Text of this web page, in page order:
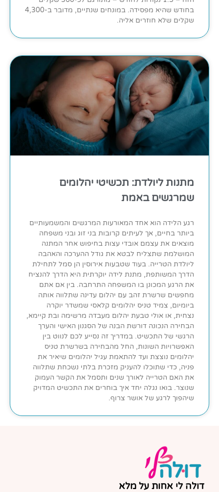
בחודש שהיא מפסידה. במונחים שנתיים, מדובר ב-4,300
שקלים שלא חוזרים אליה.
מתנות ליולדת: תכשיטי יהלומים
שמרגשים באמת
רגע הלידה הוא אחד המאורעות המרגשים והמשמעותיים
ביותר בחיים, אך לעיתים קרובות בני זוג ובני משפחה
מוצאים את עצמם אובדי עצות בחיפוש אחר המתנה
המושלמת שתצליח לבטא את גודל ההערכה והאהבה
ליולדת הטרייה. בעוד שטבעות אירוסין הן סמל לתחילת
הדרך המשותפת, מתנת לידה יוקרתית היא הדרך להנציח
את הרגע המכונן בו המשפחה התרחבה. בין אם אתם
מחפשים שרשרת זהב עם יהלום עדינה שתלווה אותה
ביומיום, צמיד טניס יהלומים קלאסי שמשדר יוקרה
נצחית, או אולי טבעת יהלום מעבדה מרשימה ובת קיימא,
הבחירה הנכונה דורשת הבנה של הסגנון האישי והערך
הרגשי של התכשיט. במדריך זה נסייע לכם לנווט בין
האפשרויות השונות, החל מהבחירה בשרשרת טניס
יהלומים נוצצת ועד להתאמת עגיל יהלומים שיאיר את
פניה, כדי שתוכלו להעניק מזכרת בלתי נשכחת שתלווה
את האם הטרייה לאורך שנים ותסמל את הקשר העמוק
שנוצר. בואו נגלה יחד איך בוחרים את התכשיט המדויק
שיהפוך לרגע של אושר צרוף.
דולה לי אחות על מלא